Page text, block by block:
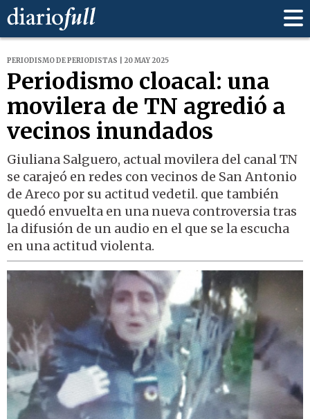
PERIODISMO DE PERIODISTAS | 20 MAY 2025
Periodismo cloacal: una
movilera de TN agredió a
vecinos inundados
Giuliana Salguero, actual movilera del canal TN
se carajeó en redes con vecinos de San Antonio
de Areco por su actitud vedetil. que también
quedó envuelta en una nueva controversia tras
la difusión de un audio en el que se la escucha
en una actitud violenta.